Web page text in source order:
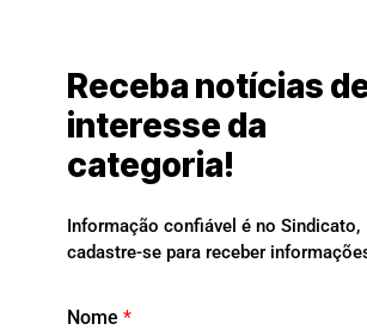
Receba notícias
interesse da
categoria!
Informação confiável é no Sindicato,
cadastre-se para receber
Nome *